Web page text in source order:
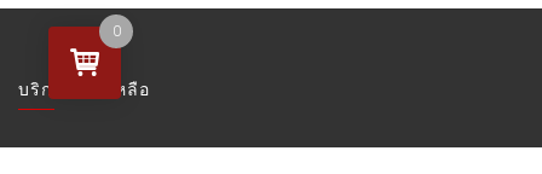
บริการช่วยเหลือ
0